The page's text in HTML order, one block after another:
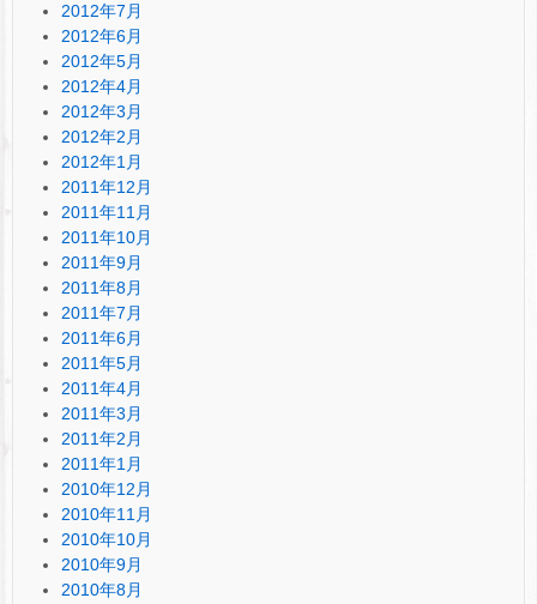
2012年7月
2012年6月
2012年5月
2012年4月
2012年3月
2012年2月
2012年1月
2011年12月
2011年11月
2011年10月
2011年9月
2011年8月
2011年7月
2011年6月
2011年5月
2011年4月
2011年3月
2011年2月
2011年1月
2010年12月
2010年11月
2010年10月
2010年9月
2010年8月